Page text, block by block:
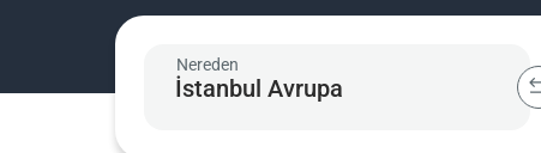
Nereden